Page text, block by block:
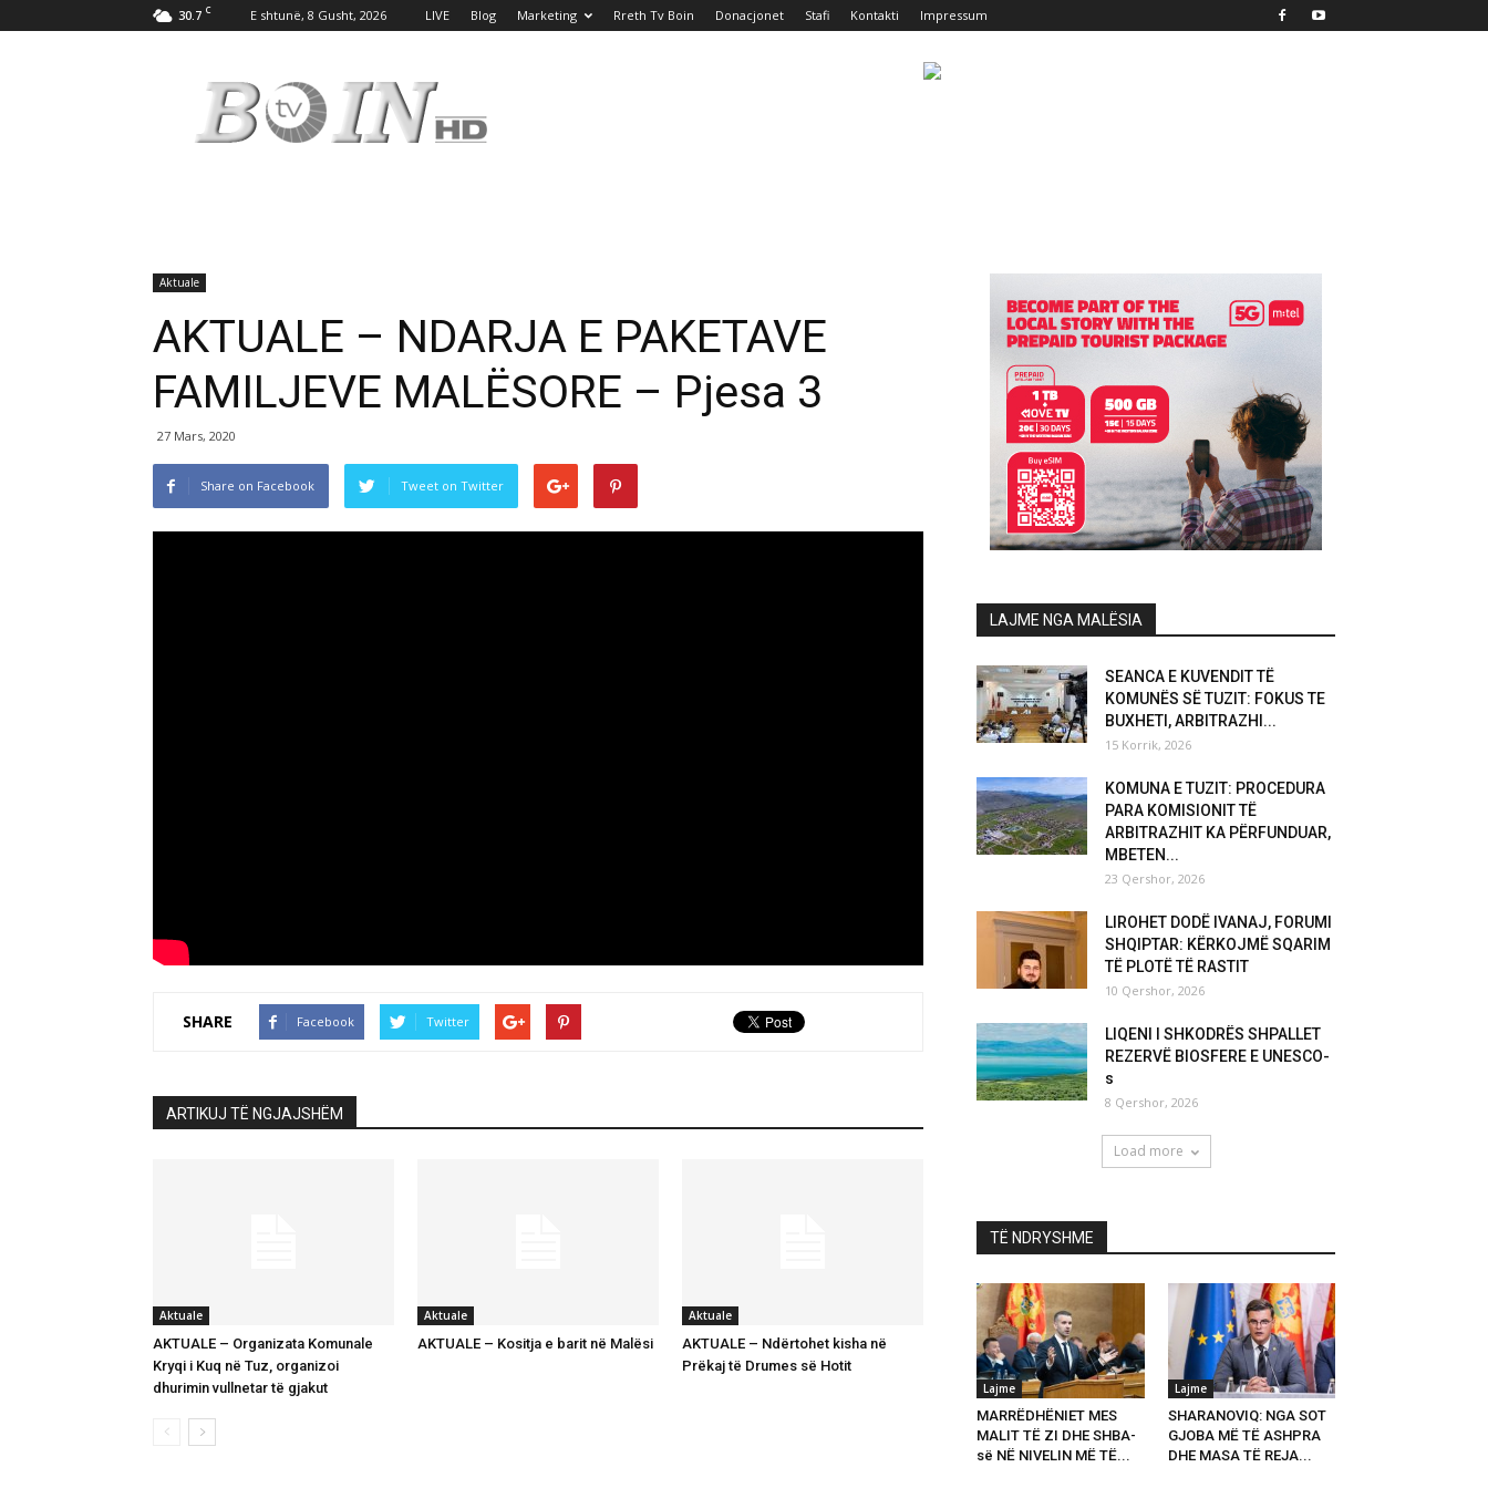
30.7 C E shtunë, 8 Gusht, 2026 LIVE Blog Marketing Rreth Tv Boin Donacjonet Stafi Kontakti Impressum
Boin
Aktuale
AKTUALE – NDARJA E PAKETAVE
FAMILJEVE MALËSORE – Pjesa 3
27 Mars, 2020
Share on Facebook Tweet on Twitter
SHARE Facebook Twitter
ARTIKUJ TË NGJAJSHËM
Aktuale
AKTUALE – Organizata Komunale
Kryqi i Kuq në Tuz, organizoi
dhurimin vullnetar të gjakut
Aktuale
AKTUALE – Kositja e barit në Malësi
Aktuale
AKTUALE – Ndërtohet kisha në
Prëkaj të Drumes së Hotit
LAJME NGA MALËSIA
SEANCA E KUVENDIT TË
KOMUNËS SË TUZIT: FOKUS TE
BUXHETI, ARBITRAZHI...
15 Korrik, 2026
KOMUNA E TUZIT: PROCEDURA
PARA KOMISIONIT TË
ARBITRAZHIT KA PËRFUNDUAR,
MBETEN...
23 Qershor, 2026
LIROHET DODË IVANAJ, FORUMI
SHQIPTAR: KËRKOJMË SQARIM
TË PLOTË TË RASTIT
10 Qershor, 2026
LIQENI I SHKODRËS SHPALLET
REZERVË BIOSFERE E UNESCO-
s
8 Qershor, 2026
Load more
TË NDRYSHME
Lajme
MARRËDHËNIET MES
MALIT TË ZI DHE SHBA-
së NË NIVELIN MË TË...
Lajme
SHARANOVIQ: NGA SOT
GJOBA MË TË ASHPRA
DHE MASA TË REJA...